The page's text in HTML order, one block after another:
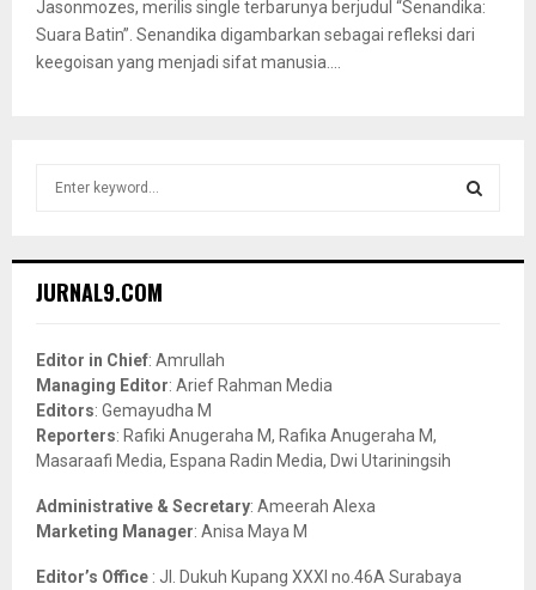
Jasonmozes, merilis single terbarunya berjudul “Senandika:
Suara Batin”. Senandika digambarkan sebagai refleksi dari
keegoisan yang menjadi sifat manusia....
h
o
r
:
JURNAL9.COM
Editor in Chief: Amrullah
Managing Editor: Arief Rahman Media
Editors: Gemayudha M
Reporters: Rafiki Anugeraha M, Rafika Anugeraha M,
Masaraafi Media, Espana Radin Media, Dwi Utariningsih
Administrative & Secretary: Ameerah Alexa
Marketing Manager: Anisa Maya M
Editor’s Office : Jl. Dukuh Kupang XXXI no.46A Surabaya